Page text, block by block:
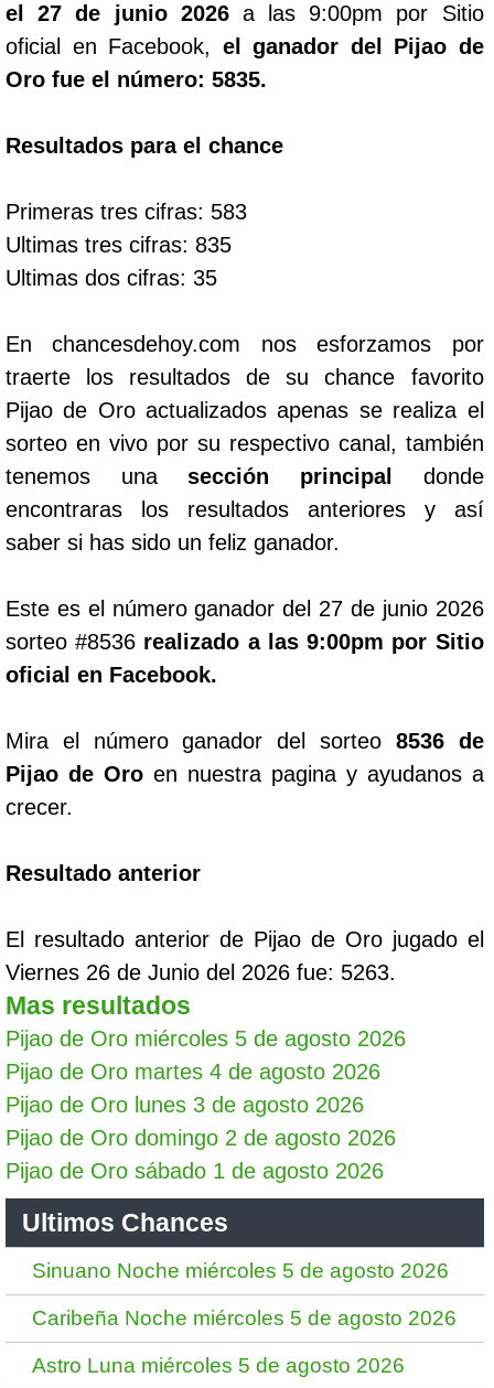
el 27 de junio 2026a las 9:00pm por Sitio
oficial en Facebook, el ganador del Pijao de
Oro fue el número: 5835.
Resultados para el chance
Primeras tres cifras: 583
Ultimas tres cifras: 835
Ultimas dos cifras: 35
En chancesdehoy.com nos esforzamos por
traerte los resultados de su chance favorito
Pijao de Oro actualizados apenas se realiza el
sorteo en vivo por su respectivo canal, también
tenemos unasección principal
donde
encontraras los resultados anteriores y así
saber si has sido un feliz ganador.
Este es el número ganador del 27 de junio 2026
sorteo #8536 realizado a las 9:00pm por Sitio
oficial en Facebook.
Mira el número ganador del sorteo 8536 de
Pijao de Oroen nuestra pagina y ayudanos a
crecer.
Resultado anterior
El resultado anterior de Pijao de Oro jugado el
Viernes 26 de Junio del 2026 fue: 5263.
Mas resultados
Pijao de Oro miércoles 5 de agosto 2026
Pijao de Oro martes 4 de agosto 2026
Pijao de Oro lunes 3 de agosto 2026
Pijao de Oro domingo 2 de agosto 2026
Pijao de Oro sábado 1 de agosto 2026
Ultimos Chances
Sinuano Noche miércoles 5 de agosto 2026
Caribeña Noche miércoles 5 de agosto 2026
Astro Luna miércoles 5 de agosto 2026